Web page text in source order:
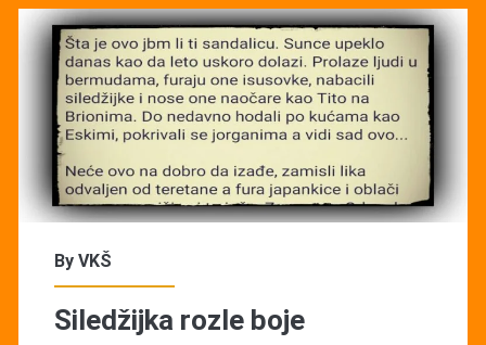
By VKŠ
Siledžijka rozle boje